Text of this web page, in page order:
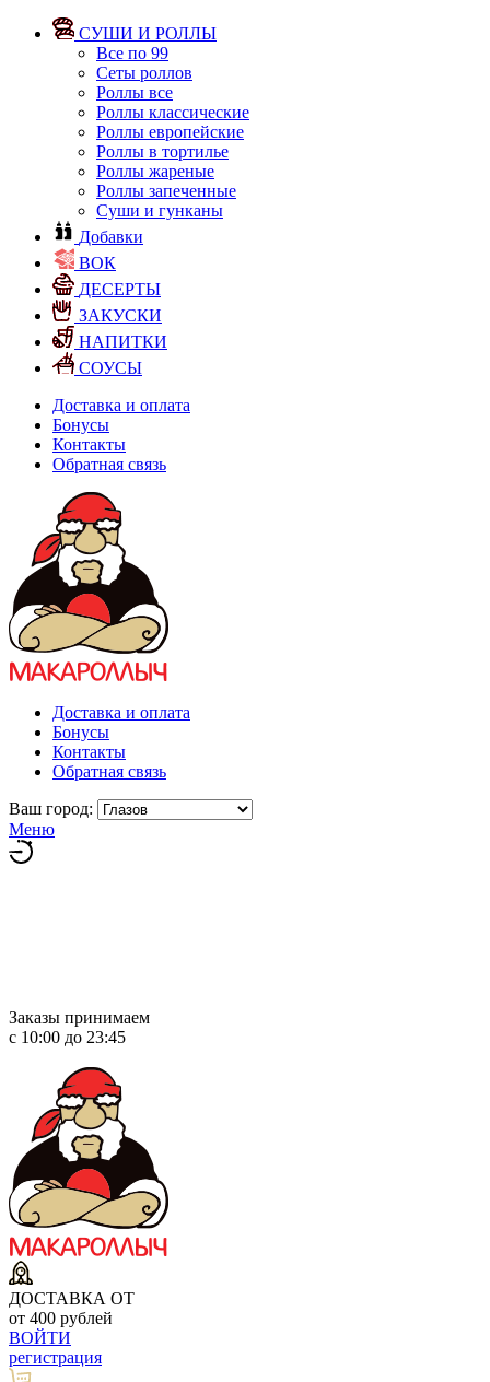
СУШИ И РОЛЛЫ
Все по 99
Сеты роллов
Роллы все
Роллы классические
Роллы европейские
Роллы в тортилье
Роллы жареные
Роллы запеченные
Суши и гунканы
Добавки
ВОК
ДЕСЕРТЫ
ЗАКУСКИ
НАПИТКИ
СОУСЫ
Доставка и оплата
Бонусы
Контакты
Обратная связь
Доставка и оплата
Бонусы
Контакты
Обратная связь
Ваш город:
Меню
Заказы принимаем
с 10:00 до 23:45
ДОСТАВКА ОТ
от 400 рублей
ВОЙТИ
регистрация